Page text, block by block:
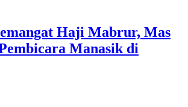
Haji Mabrur, Mas
Manasik di